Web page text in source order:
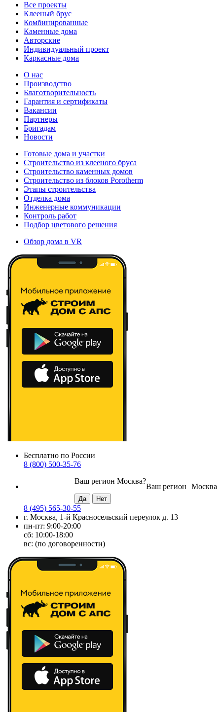
Все проекты
Клееный брус
Комбинированные
Каменные дома
Авторские
Индивидуальный проект
Каркасные дома
О нас
Производство
Благотворительность
Гарантия и сертификаты
Вакансии
Партнеры
Бригадам
Новости
Готовые дома и участки
Строительство из клееного бруса
Строительство каменных домов
Строительство из блоков Porotherm
Этапы строительства
Отделка дома
Инженерные коммуникации
Контроль работ
Подбор цветового решения
Обзор дома в VR
Бесплатно по России
8 (800) 500-35-76
Москва
Ваш регион
Ваш регион Москва?
8 (495) 565-30-55
г. Москва, 1-й Красносельский переулок д. 13
пн-пт: 9:00-20:00
сб: 10:00-18:00
вс: (по договоренности)